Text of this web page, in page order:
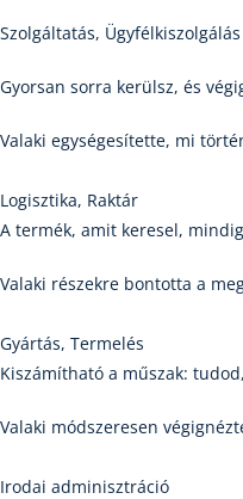
Szolgáltatás, Ügyfélkiszolgálás
Gyorsan sorra kerülsz, és
Valaki egységesítette, mi
Logisztika, Raktár
A termék, amit keresel,
Valaki részekre bontotta a
Gyártás, Termelés
Kiszámítható a műszak:
Valaki módszeresen
Irodai adminisztráció